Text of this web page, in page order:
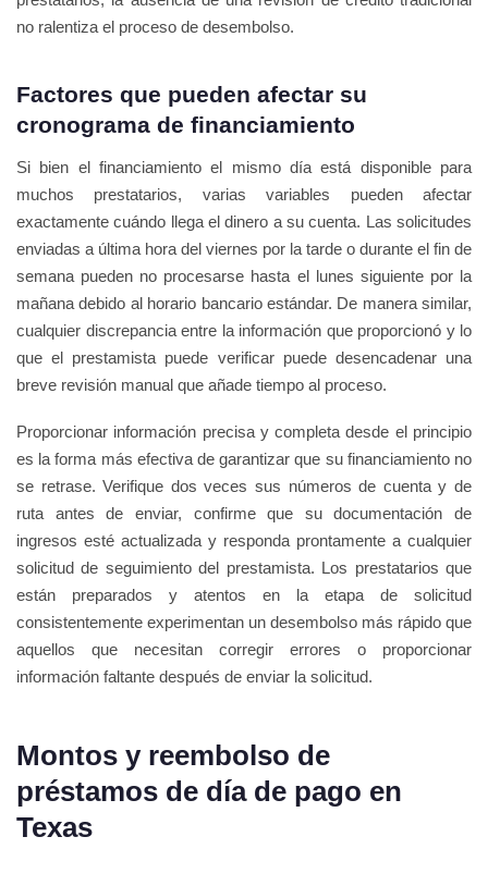
no ralentiza el proceso de desembolso.
Factores que pueden afectar su
cronograma de financiamiento
Si bien el financiamiento el mismo día está disponible para
muchos prestatarios, varias variables pueden afectar
exactamente cuándo llega el dinero a su cuenta. Las solicitudes
enviadas a última hora del viernes por la tarde o durante el fin de
semana pueden no procesarse hasta el lunes siguiente por la
mañana debido al horario bancario estándar. De manera similar,
cualquier discrepancia entre la información que proporcionó y lo
que el prestamista puede verificar puede desencadenar una
breve revisión manual que añade tiempo al proceso.
Proporcionar información precisa y completa desde el principio
es la forma más efectiva de garantizar que su financiamiento no
se retrase. Verifique dos veces sus números de cuenta y de
ruta antes de enviar, confirme que su documentación de
ingresos esté actualizada y responda prontamente a cualquier
solicitud de seguimiento del prestamista. Los prestatarios que
están preparados y atentos en la etapa de solicitud
consistentemente experimentan un desembolso más rápido que
aquellos que necesitan corregir errores o proporcionar
información faltante después de enviar la solicitud.
Montos y reembolso de
préstamos de día de pago en
Texas